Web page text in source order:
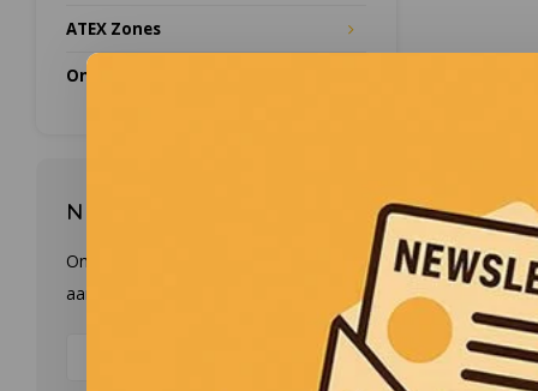
ATEX Zones
Onze merken
Nieuwsbrief
Ontvang de laatste updates, nieuws en
aanbiedingen via email